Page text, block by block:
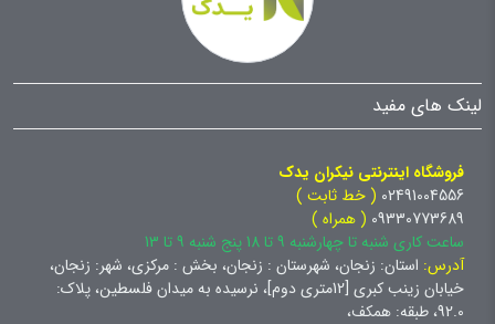
لینک های مفید
فروشگاه اینترنتی نیکران یدک
02491004556 ( خط ثابت )
09330773689 ( همراه )
ساعت کاری شنبه تا چهارشنبه 9 تا 18 پنج شنبه 9 تا 13
آدرس: استان: زنجان، شهرستان : زنجان، بخش : مرکزی، شهر: زنجان،
خیابان زینب کبری [12متری دوم]، نرسیده به میدان فلسطین، پلاک:
92.0، طبقه: همکف،